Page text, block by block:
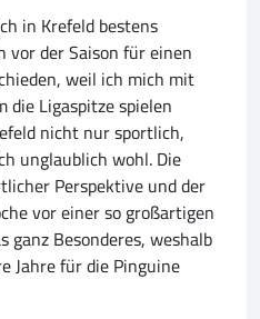
in Krefeld bestens
vor der Saison für einen
weil ich mich mit
die Ligaspitze spielen
nicht nur sportlich,
unglaublich wohl. Die
Perspektive und der
vor einer so großartigen
ganz Besonderes, weshalb
Jahre für die Pinguine